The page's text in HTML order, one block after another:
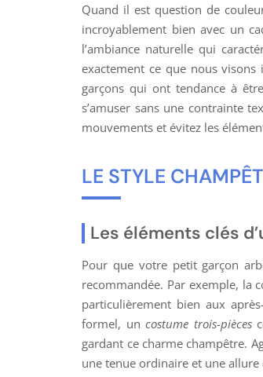
Quand il est question de
incroyablement bien avec un
l’ambiance naturelle qui
exactement ce que nous
garçons qui ont tendance à
s’amuser sans une contrainte
mouvements et évitez les
LE STYLE
Les éléments clés
Pour que votre petit garçon
recommandée. Par exemple, la
particulièrement bien aux
formel, uncostume trois-pièces
gardant ce charme champêtre.
une tenue ordinaire et une allure